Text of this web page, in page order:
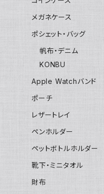
メガネケース
ポシェット・バッグ
帆布・デニム
KONBU
Apple Watchバンド
ポーチ
レザートレイ
ペンホルダー
ペットボトルホルダー
靴下・ミニタオル
財布